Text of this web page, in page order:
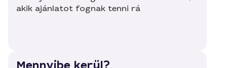
akik ajánlatot fognak tenni rá